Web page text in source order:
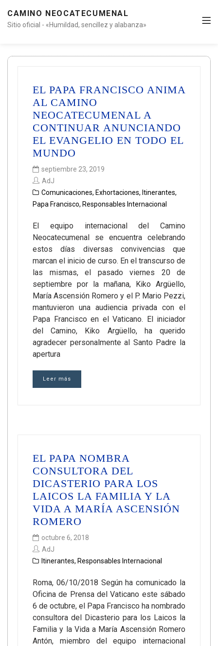
CAMINO NEOCATECUMENAL
Sitio oficial - «Humildad, sencillez y alabanza»
EL PAPA FRANCISCO ANIMA
AL CAMINO
NEOCATECUMENAL A
CONTINUAR ANUNCIANDO
EL EVANGELIO EN TODO EL
MUNDO
septiembre 23, 2019
AdJ
Comunicaciones, Exhortaciones, Itinerantes,
Papa Francisco, Responsables Internacional
El equipo internacional del Camino
Neocatecumenal se encuentra celebrando
estos días diversas convivencias que
marcan el inicio de curso. En el transcurso de
las mismas, el pasado viernes 20 de
septiembre por la mañana, Kiko Argüello,
María Ascensión Romero y el P. Mario Pezzi,
mantuvieron una audiencia privada con el
Papa Francisco en el Vaticano. El iniciador
del Camino, Kiko Argüello, ha querido
agradecer personalmente al Santo Padre la
apertura
Leer más
EL PAPA NOMBRA
CONSULTORA DEL
DICASTERIO PARA LOS
LAICOS LA FAMILIA Y LA
VIDA A MARÍA ASCENSIÓN
ROMERO
octubre 6, 2018
AdJ
Itinerantes, Responsables Internacional
Roma, 06/10/2018 Según ha comunicado la
Oficina de Prensa del Vaticano este sábado
6 de octubre, el Papa Francisco ha nombrado
consultora del Dicasterio para los Laicos la
Familia y la Vida a María Ascensión Romero
Antón, miembro del equipo internacional